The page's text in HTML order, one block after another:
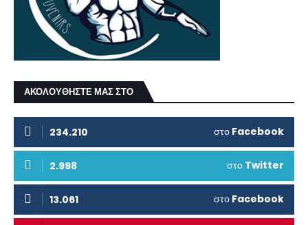
ΑΚΟΛΟΥΘΗΣΤΕ ΜΑΣ ΣΤΟ
234.210 στο Facebook
2.998 στο Twitter
13.061 στο Facebook